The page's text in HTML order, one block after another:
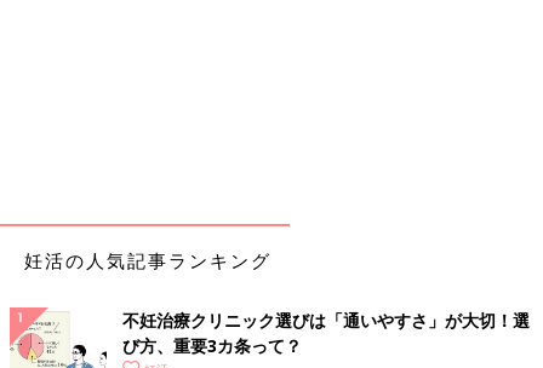
妊活の人気記事ランキング
不妊治療クリニック選びは「通いやすさ」が大切！選
び方、重要3カ条って？